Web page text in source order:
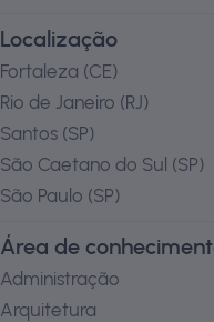
Localização
Fortaleza (CE)
Rio de Janeiro (RJ)
Santos (SP)
São Caetano do Sul (SP)
São Paulo (SP)
Área de
Administração
Arquitetura